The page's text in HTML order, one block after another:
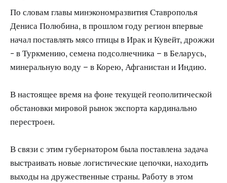
По словам главы минэкономразвития Ставрополья
Дениса Полюбина, в прошлом году регион впервые
начал поставлять мясо птицы в Ирак и Кувейт, дрожжи
- в Туркмению, семена подсолнечника – в Беларусь,
минеральную воду – в Корею, Афганистан и Индию.
В настоящее время на фоне текущей геополитической
обстановки мировой рынок экспорта кардинально
перестроен.
В связи с этим губернатором была поставлена задача
выстраивать новые логистические цепочки, находить
выходы на дружественные страны. Работу в этом